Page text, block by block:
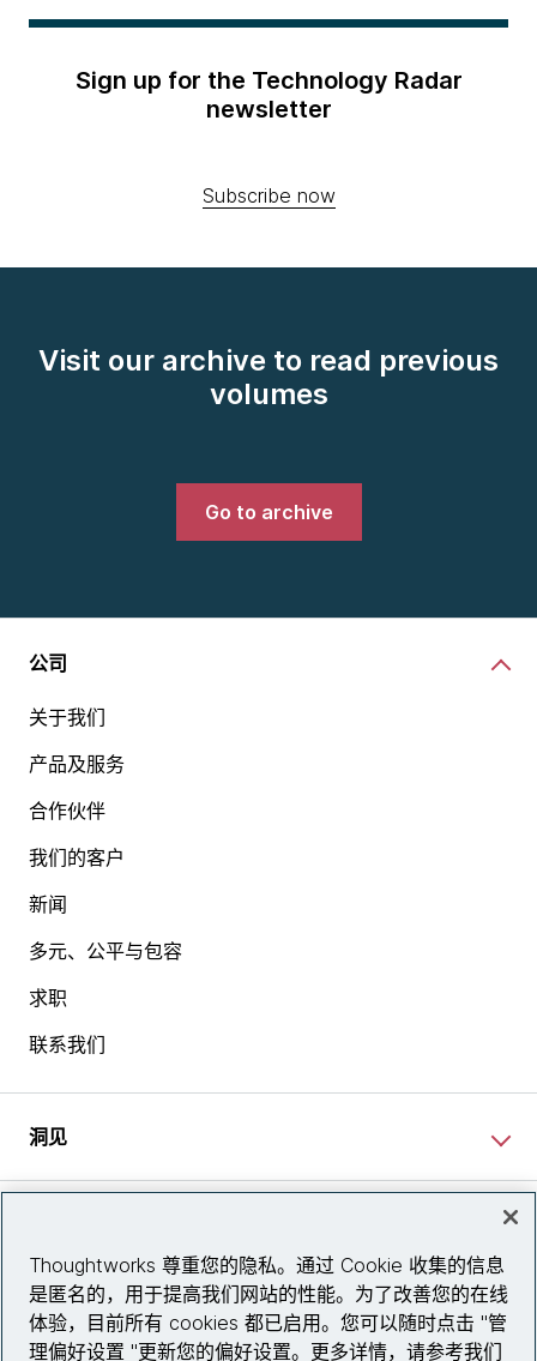
Sign up for the Technology Radar
newsletter
Subscribe now
Visit our archive to read previous
volumes
Go to archive
公司
关于我们
产品及服务
合作伙伴
我们的客户
新闻
多元、公平与包容
求职
联系我们
洞见
关注我们
Thoughtworks 尊重您的隐私。通过 Cookie 收集的信息
是匿名的，用于提高我们网站的性能。为了改善您的在线
体验，目前所有 cookies 都已启用。您可以随时点击 "管
理偏好设置 "更新您的偏好设置。更多详情，请参考我们